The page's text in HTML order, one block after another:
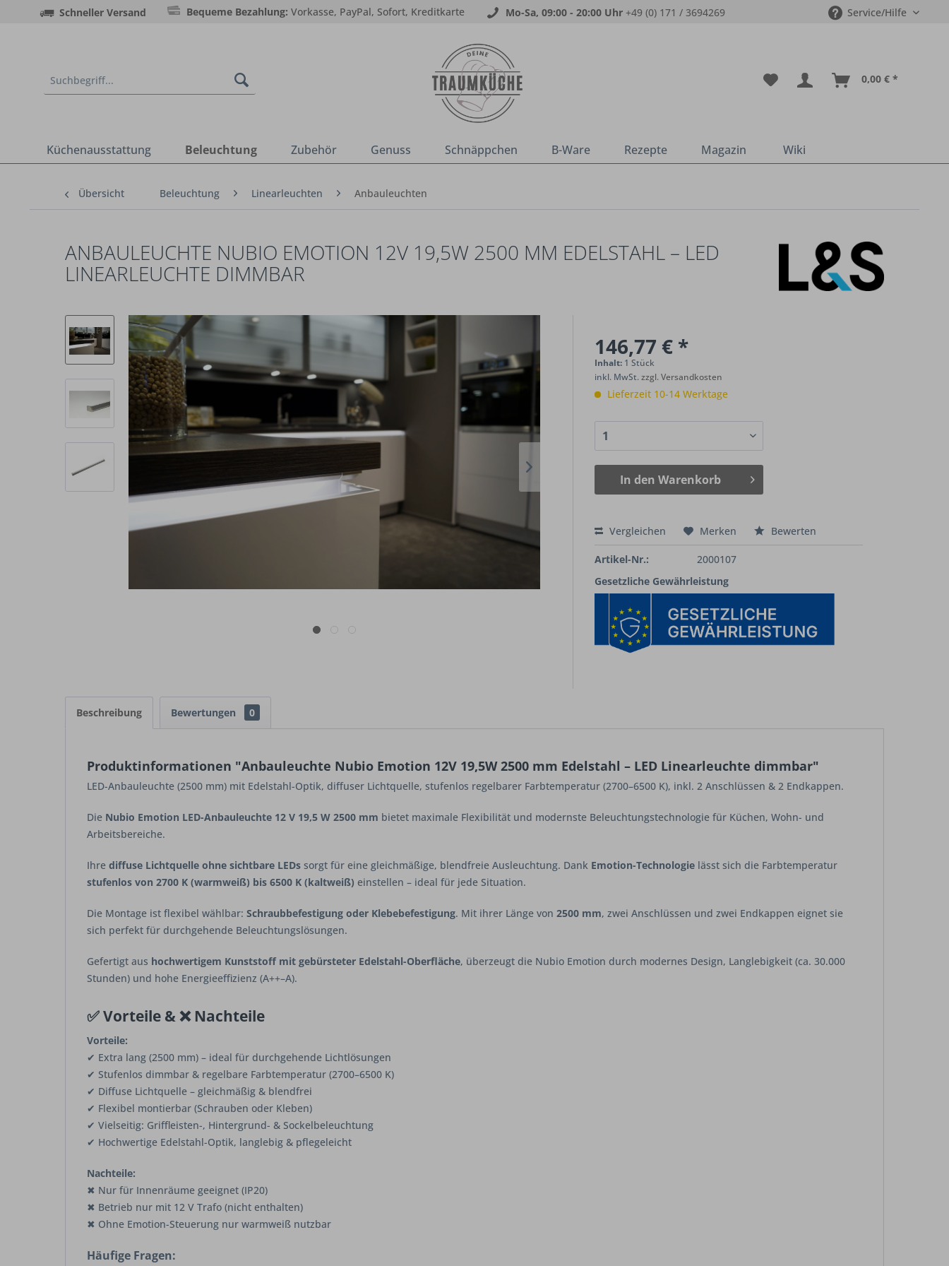
Schneller Versand Bequeme Bezahlung: Vorkasse, PayPal, Sofort, Kreditkarte Mo-Sa, 09:00 - 20:00 Uhr +49 (0) 171 / 3694269 Service/Hilfe
0,00 € *
Küchenausstattung Beleuchtung Zubehör Genuss Schnäppchen B-Ware Rezepte Magazin Wiki
Übersicht Beleuchtung Linearleuchten Anbauleuchten
ANBAULEUCHTE NUBIO EMOTION 12V 19,5W 2500 MM EDELSTAHL – LED
LINEARLEUCHTE DIMMBAR
146,77 € *
Inhalt: 1 Stück
inkl. MwSt.zzgl. Versandkosten
Lieferzeit 10-14 Werktage
In den Warenkorb
Vergleichen Merken Bewerten
Artikel-Nr.:
2000107
Gesetzliche Gewährleistung
Beschreibung Bewertungen 0
Produktinformationen "Anbauleuchte Nubio Emotion 12V 19,5W 2500 mm Edelstahl – LED Linearleuchte dimmbar"
LED-Anbauleuchte (2500 mm) mit Edelstahl-Optik, diffuser Lichtquelle, stufenlos regelbarer Farbtemperatur (2700–6500 K), inkl. 2 Anschlüssen & 2 Endkappen.
Die Nubio Emotion LED-Anbauleuchte 12 V 19,5 W 2500 mm bietet maximale Flexibilität und modernste Beleuchtungstechnologie für Küchen, Wohn- und
Arbeitsbereiche.
Ihre diffuse Lichtquelle ohne sichtbare LEDs sorgt für eine gleichmäßige, blendfreie Ausleuchtung. Dank Emotion-Technologie lässt sich die Farbtemperatur
stufenlos von 2700 K (warmweiß) bis 6500 K (kaltweiß) einstellen – ideal für jede Situation.
Die Montage ist flexibel wählbar: Schraubbefestigung oder Klebebefestigung. Mit ihrer Länge von 2500 mm, zwei Anschlüssen und zwei Endkappen eignet sie
sich perfekt für durchgehende Beleuchtungslösungen.
Gefertigt aus hochwertigem Kunststoff mit gebürsteter Edelstahl-Oberfläche, überzeugt die Nubio Emotion durch modernes Design, Langlebigkeit (ca. 30.000
Stunden) und hohe Energieeffizienz (A++–A).
✅ Vorteile & ❌ Nachteile
Vorteile:
✔ Extra lang (2500 mm) – ideal für durchgehende Lichtlösungen
✔ Stufenlos dimmbar & regelbare Farbtemperatur (2700–6500 K)
✔ Diffuse Lichtquelle – gleichmäßig & blendfrei
✔ Flexibel montierbar (Schrauben oder Kleben)
✔ Vielseitig: Griffleisten-, Hintergrund- & Sockelbeleuchtung
✔ Hochwertige Edelstahl-Optik, langlebig & pflegeleicht
Nachteile:
✖ Nur für Innenräume geeignet (IP20)
✖ Betrieb nur mit 12 V Trafo (nicht enthalten)
✖ Ohne Emotion-Steuerung nur warmweiß nutzbar
Häufige Fragen: